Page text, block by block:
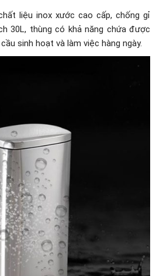
liệu inox xước cao cấp, chống gỉ
30L, thùng có khả năng chứa được
sinh hoạt và làm việc hàng ngày.